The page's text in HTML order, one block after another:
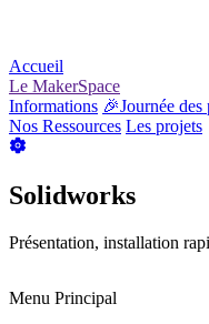
Accueil
Le MakerSpace
Informations 🎉Journée des
Nos Ressources Les projets
Solidworks
Présentation, installation
Menu Principal